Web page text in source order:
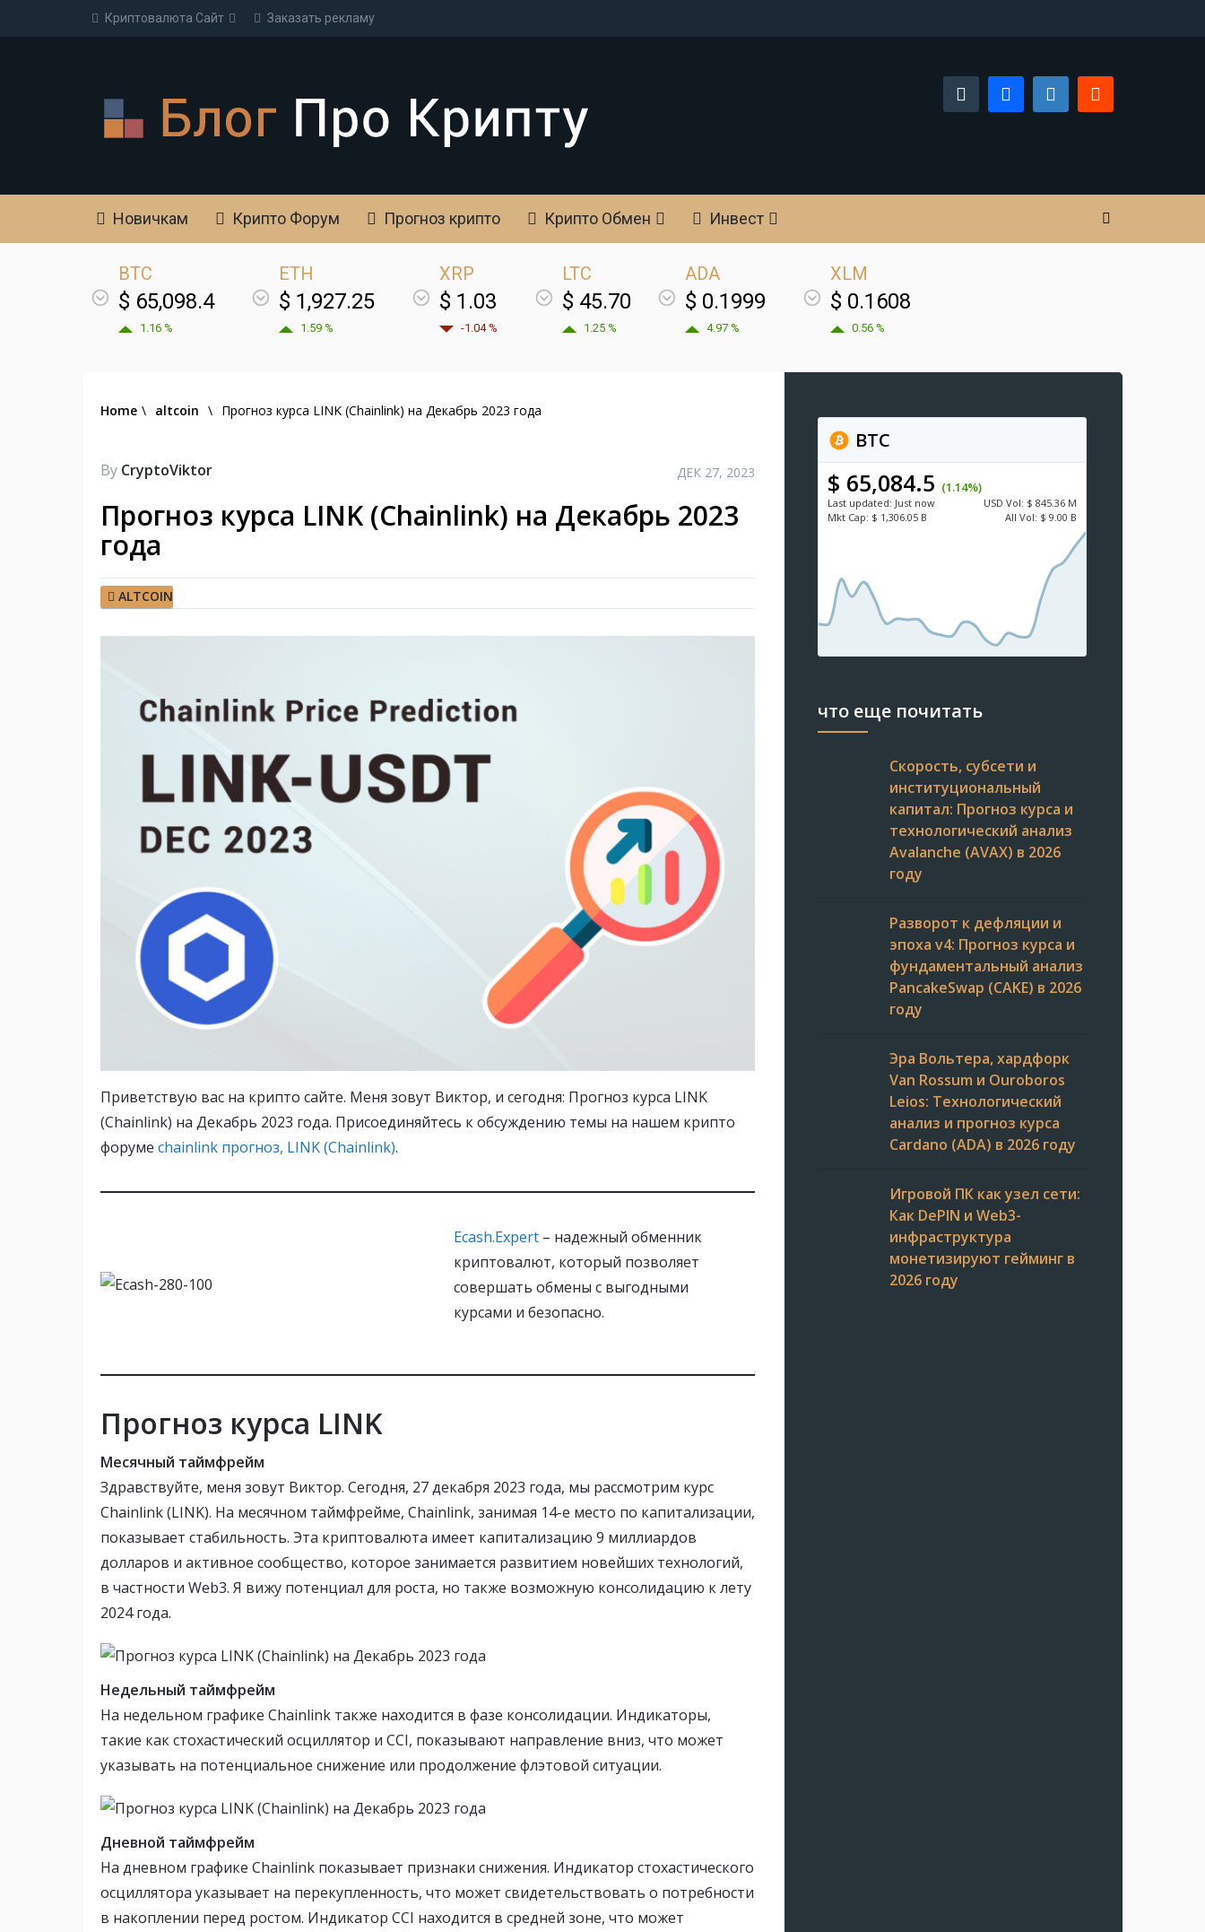
Криптовалюта Cайт Заказать рекламу
Новичкам Крипто Форум Прогноз крипто Крипто Обмен Инвест
BTC
$ 65,098.4
1.16 %
ETH
$ 1,927.25
1.59 %
XRP
$ 1.03
-1.04 %
LTC
$ 45.70
1.25 %
ADA
$ 0.1999
4.97 %
XLM
$ 0.1608
0.56 %
Home \ altcoin \ Прогноз курса LINK (Chainlink) на Декабрь 2023 года
By CryptoViktor ДЕК 27, 2023
Прогноз курса LINK (Chainlink) на Декабрь 2023
года
ALTCOIN
Приветствую вас на крипто сайте. Меня зовут Виктор, и сегодня: Прогноз курса LINK
(Chainlink) на Декабрь 2023 года. Присоединяйтесь к обсуждению темы на нашем крипто
форуме chainlink прогноз, LINK (Chainlink).
Ecash.Expert – надежный обменник
криптовалют, который позволяет
совершать обмены с выгодными
курсами и безопасно.
Прогноз курса LINK
Месячный таймфрейм
Здравствуйте, меня зовут Виктор. Сегодня, 27 декабря 2023 года, мы рассмотрим курс
Chainlink (LINK). На месячном таймфрейме, Chainlink, занимая 14-е место по капитализации,
показывает стабильность. Эта криптовалюта имеет капитализацию 9 миллиардов
долларов и активное сообщество, которое занимается развитием новейших технологий,
в частности Web3. Я вижу потенциал для роста, но также возможную консолидацию к лету
2024 года.
Недельный таймфрейм
На недельном графике Chainlink также находится в фазе консолидации. Индикаторы,
такие как стохастический осциллятор и CCI, показывают направление вниз, что может
указывать на потенциальное снижение или продолжение флэтовой ситуации.
Дневной таймфрейм
На дневном графике Chainlink показывает признаки снижения. Индикатор стохастического
осциллятора указывает на перекупленность, что может свидетельствовать о потребности
в накоплении перед ростом. Индикатор CCI находится в средней зоне, что может
BTC
$ 65,084.5 (1.14%)
Last updated: Just now USD Vol: $ 845.36 M
Mkt Cap: $ 1,306.05 B All Vol: $ 9.00 B
что еще почитать
Скорость, субсети и
институциональный
капитал: Прогноз курса и
технологический анализ
Avalanche (AVAX) в 2026
году
Разворот к дефляции и
эпоха v4: Прогноз курса и
фундаментальный анализ
PancakeSwap (CAKE) в 2026
году
Эра Вольтера, хардфорк
Van Rossum и Ouroboros
Leios: Технологический
анализ и прогноз курса
Cardano (ADA) в 2026 году
Игровой ПК как узел сети:
Как DePIN и Web3-
инфраструктура
монетизируют гейминг в
2026 году